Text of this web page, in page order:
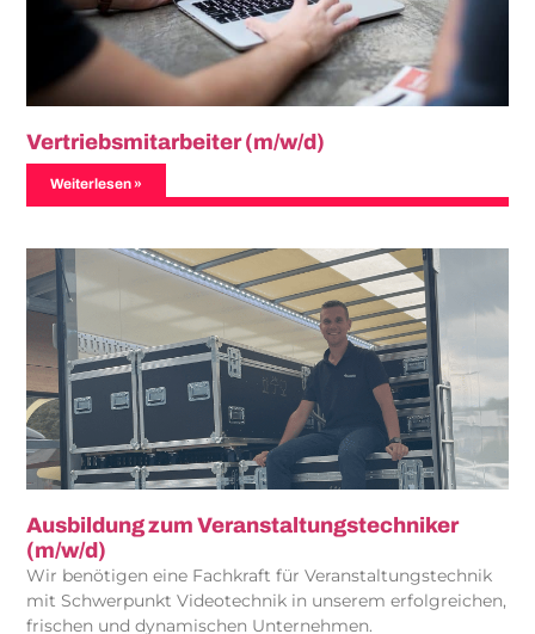
Vertriebsmitarbeiter (m/w/d)
Weiterlesen »
Ausbildung zum Veranstaltungstechniker
(m/w/d)
Wir benötigen eine Fachkraft für Veranstaltungstechnik
mit Schwerpunkt Videotechnik in unserem erfolgreichen,
frischen und dynamischen Unternehmen.